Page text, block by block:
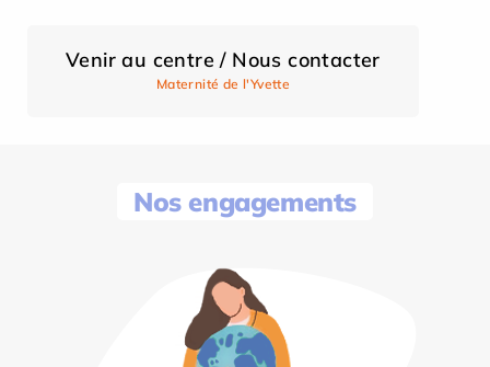
Venir au centre / Nous contacter
Maternité de l'Yvette
Nos engagements